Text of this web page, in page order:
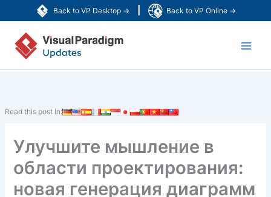
Back to VP Desktop → Back to VP Online →
к
содержимому
Read this post in:
Улучшите мышление в
области проектирования:
новая генерация диаграмм